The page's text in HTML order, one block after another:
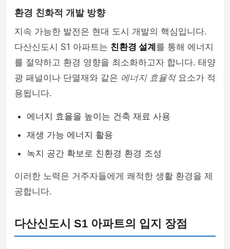
환경 친화적 개발 방향
지속 가능한 발전은 현대 도시 개발의 핵심입니다.
다산신도시 S1 아파트는 친환경 설계 를 통해 에너지
를 절약하고 환경 영향을 최소화하고자 합니다. 태양
광 패널이나 단열재와 같은 에너지 효율적요소가 적
용됩니다.
에너지 효율을 높이는 건축 재료 사용
재생 가능 에너지 활용
녹지 공간 확보로 친환경 환경 조성
이러한 노력은 거주자들에게 쾌적한 생활 환경을 제
공합니다.
다산신도시 S1 아파트의 입지 장점